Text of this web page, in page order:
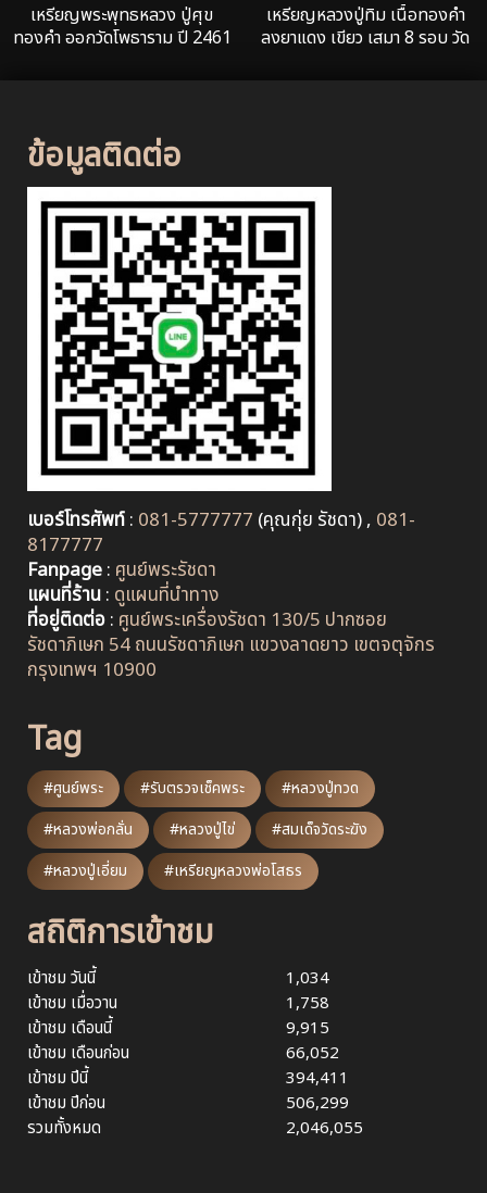
เหรียญพระพุทธหลวง ปู่ศุข
ทองคำ ออกวัดโพธาราม ปี 2461
เหรียญหลวงปู่ทิม เนื้อทองคำ
ลงยาแดง เขียว เสมา 8 รอบ วัด
ข้อมูลติดต่อ
เบอร์โทรศัพท์: 081-5777777 (คุณกุ่ย รัชดา) , 081-
8177777
Fanpage: ศูนย์พระรัชดา
แผนที่ร้าน: ดูแผนที่นำทาง
ที่อยู่ติดต่อ: ศูนย์พระเครื่องรัชดา 130/5 ปากซอย
รัชดาภิเษก 54 ถนนรัชดาภิเษก แขวงลาดยาว เขตจตุจักร
กรุงเทพฯ 10900
Tag
#ศูนย์พระ #รับตรวจเช็คพระ
#หลวงปู่ทวด
#หลวงพ่อกลั่น
#หลวงปู่ไข่
#สมเด็จวัดระฆัง
#หลวงปู่เอี่ยม
#เหรียญหลวงพ่อโสธร
สถิติการเข้าชม
เข้าชม วันนี้
1,034
เข้าชม เมื่อวาน
1,758
เข้าชม เดือนนี้
9,915
เข้าชม เดือนก่อน
66,052
เข้าชม ปีนี้
394,411
เข้าชม ปีก่อน
506,299
รวมทั้งหมด
2,046,055